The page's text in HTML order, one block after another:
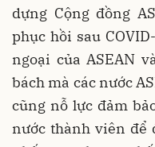
dựng Cộng đồng
phục hồi sau
ngoại của ASEAN
bách mà các nước
cũng nỗ lực đảm
nước thành viên để